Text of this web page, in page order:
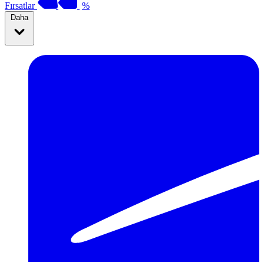
Fırsatlar %
Daha